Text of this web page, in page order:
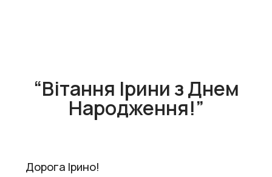
“Вітання Ірини з Днем
Народження!”
Дорога Ірино!